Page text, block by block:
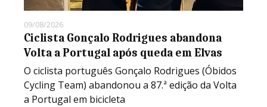
09/08/2026
Ciclista Gonçalo Rodrigues abandona
Volta a Portugal após queda em Elvas
O ciclista português Gonçalo Rodrigues (Óbidos
Cycling Team) abandonou a 87.ª edição da Volta
a Portugal em bicicleta